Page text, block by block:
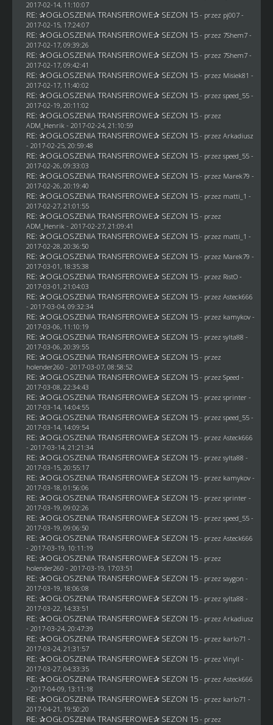
2017-02-14, 11:10:07
RE: ✰OGŁOSZENIA TRANSFEROWE✰ SEZON 15 - przez pj007-
2017-02-15, 17:24:07
RE: ✰OGŁOSZENIA TRANSFEROWE✰ SEZON 15 - przez 7Shem7-
2017-02-17, 09:39:26
RE: ✰OGŁOSZENIA TRANSFEROWE✰ SEZON 15 - przez 7Shem7-
2017-02-17, 09:42:41
RE: ✰OGŁOSZENIA TRANSFEROWE✰ SEZON 15 - przez Misiek81 -
2017-02-17, 11:40:02
RE: ✰OGŁOSZENIA TRANSFEROWE✰ SEZON 15 - przez speed_55 -
2017-02-19, 20:11:02
RE: ✰OGŁOSZENIA TRANSFEROWE✰ SEZON 15 - przez
ADM_Henrik - 2017-02-24, 21:10:59
RE: ✰OGŁOSZENIA TRANSFEROWE✰ SEZON 15 - przez Arkadiusz
- 2017-02-25, 20:59:48
RE: ✰OGŁOSZENIA TRANSFEROWE✰ SEZON 15 - przez speed_55 -
2017-02-26, 09:33:03
RE: ✰OGŁOSZENIA TRANSFEROWE✰ SEZON 15 - przez Marek79 -
2017-02-26, 20:19:40
RE: ✰OGŁOSZENIA TRANSFEROWE✰ SEZON 15 - przez matti_1 -
2017-02-27, 21:01:55
RE: ✰OGŁOSZENIA TRANSFEROWE✰ SEZON 15 - przez
ADM_Henrik - 2017-02-27, 21:09:41
RE: ✰OGŁOSZENIA TRANSFEROWE✰ SEZON 15 - przez matti_1 -
2017-02-28, 20:36:50
RE: ✰OGŁOSZENIA TRANSFEROWE✰ SEZON 15 - przez Marek79 -
2017-03-01, 18:35:38
RE: ✰OGŁOSZENIA TRANSFEROWE✰ SEZON 15 - przez RistO-
2017-03-01, 21:04:03
RE: ✰OGŁOSZENIA TRANSFEROWE✰ SEZON 15 - przez Asteck666
- 2017-03-04, 09:32:34
RE: ✰OGŁOSZENIA TRANSFEROWE✰ SEZON 15 - przez kamykov-
2017-03-06, 11:10:19
RE: ✰OGŁOSZENIA TRANSFEROWE✰ SEZON 15 - przez sylta88 -
2017-03-06, 20:39:55
RE: ✰OGŁOSZENIA TRANSFEROWE✰ SEZON 15 - przez
holender260 - 2017-03-07, 08:58:52
RE: ✰OGŁOSZENIA TRANSFEROWE✰ SEZON 15 - przez Speed -
2017-03-08, 22:34:43
RE: ✰OGŁOSZENIA TRANSFEROWE✰ SEZON 15 - przez sprinter -
2017-03-14, 14:04:55
RE: ✰OGŁOSZENIA TRANSFEROWE✰ SEZON 15 - przez speed_55 -
2017-03-14, 14:09:54
RE: ✰OGŁOSZENIA TRANSFEROWE✰ SEZON 15 - przez Asteck666
- 2017-03-14, 21:21:34
RE: ✰OGŁOSZENIA TRANSFEROWE✰ SEZON 15 - przez sylta88 -
2017-03-15, 20:55:17
RE: ✰OGŁOSZENIA TRANSFEROWE✰ SEZON 15 - przez kamykov-
2017-03-18, 01:56:06
RE: ✰OGŁOSZENIA TRANSFEROWE✰ SEZON 15 - przez sprinter -
2017-03-19, 09:02:26
RE: ✰OGŁOSZENIA TRANSFEROWE✰ SEZON 15 - przez speed_55 -
2017-03-19, 09:06:50
RE: ✰OGŁOSZENIA TRANSFEROWE✰ SEZON 15 - przez Asteck666
- 2017-03-19, 10:11:19
RE: ✰OGŁOSZENIA TRANSFEROWE✰ SEZON 15 - przez
holender260 - 2017-03-19, 17:03:51
RE: ✰OGŁOSZENIA TRANSFEROWE✰ SEZON 15 - przez saygon -
2017-03-19, 18:06:08
RE: ✰OGŁOSZENIA TRANSFEROWE✰ SEZON 15 - przez sylta88 -
2017-03-22, 14:33:51
RE: ✰OGŁOSZENIA TRANSFEROWE✰ SEZON 15 - przez Arkadiusz
- 2017-03-24, 20:47:39
RE: ✰OGŁOSZENIA TRANSFEROWE✰ SEZON 15 - przez karlo71 -
2017-03-24, 21:31:57
RE: ✰OGŁOSZENIA TRANSFEROWE✰ SEZON 15 - przez Vinyll -
2017-03-27, 04:33:35
RE: ✰OGŁOSZENIA TRANSFEROWE✰ SEZON 15 - przez Asteck666
- 2017-04-09, 13:11:18
RE: ✰OGŁOSZENIA TRANSFEROWE✰ SEZON 15 - przez karlo71 -
2017-04-21, 19:50:20
RE: ✰OGŁOSZENIA TRANSFEROWE✰ SEZON 15 - przez